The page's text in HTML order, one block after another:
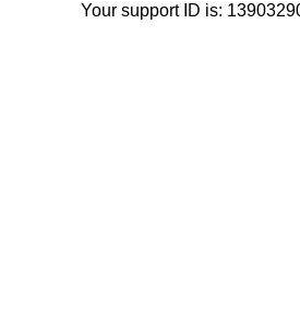
Your support ID is: